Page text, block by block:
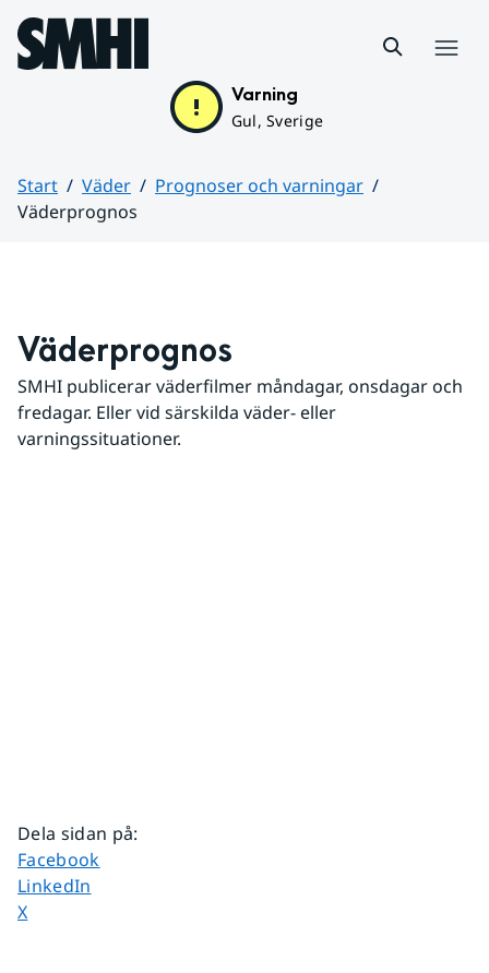
Hoppa till sidans innehåll
Varning
Gul, Sverige
Start Väder
Prognoser och varningar
Väderprognos
Väderprognos
SMHI publicerar väderfilmer måndagar, onsdagar och
fredagar. Eller vid särskilda väder- eller
varningssituationer.
Dela sidan på:
Dela sidan på
Facebook
Dela sidan på
LinkedIn
Dela sidan på
X